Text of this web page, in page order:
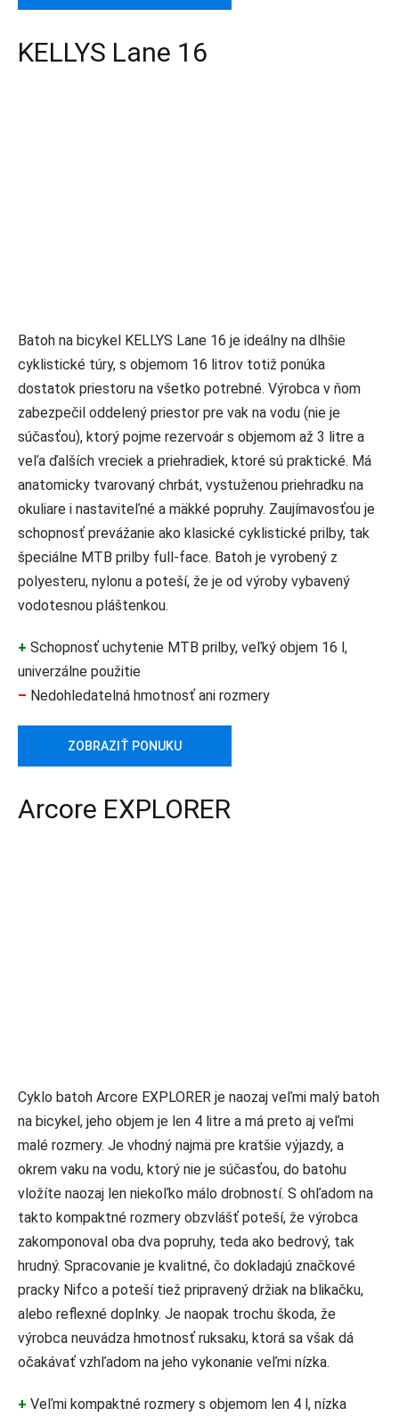
KELLYS Lane 16
Batoh na bicykel KELLYS Lane 16 je ideálny na dlhšie
cyklistické túry, s objemom 16 litrov totiž ponúka
dostatok priestoru na všetko potrebné. Výrobca v ňom
zabezpečil oddelený priestor pre vak na vodu (nie je
súčasťou), ktorý pojme rezervoár s objemom až 3 litre a
veľa ďalších vreciek a priehradiek, ktoré sú praktické. Má
anatomicky tvarovaný chrbát, vystuženou priehradku na
okuliare i nastaviteľné a mäkké popruhy. Zaujímavosťou je
schopnosť prevážanie ako klasické cyklistické prilby, tak
špeciálne MTB prilby full-face. Batoh je vyrobený z
polyesteru, nylonu a poteší, že je od výroby vybavený
vodotesnou pláštenkou.
+ Schopnosť uchytenie MTB prilby, veľký objem 16 l,
univerzálne použitie
– Nedohledatelná hmotnosť ani rozmery
ZOBRAZIŤ PONUKU
Arcore EXPLORER
Cyklo batoh Arcore EXPLORER je naozaj veľmi malý batoh
na bicykel, jeho objem je len 4 litre a má preto aj veľmi
malé rozmery. Je vhodný najmä pre kratšie výjazdy, a
okrem vaku na vodu, ktorý nie je súčasťou, do batohu
vložíte naozaj len niekoľko málo drobností. S ohľadom na
takto kompaktné rozmery obzvlášť poteší, že výrobca
zakomponoval oba dva popruhy, teda ako bedrový, tak
hrudný. Spracovanie je kvalitné, čo dokladajú značkové
pracky Nifco a poteší tiež pripravený držiak na blikačku,
alebo reflexné doplnky. Je naopak trochu škoda, že
výrobca neuvádza hmotnosť ruksaku, ktorá sa však dá
očakávať vzhľadom na jeho vykonanie veľmi nízka.
+ Veľmi kompaktné rozmery s objemom len 4 l, nízka